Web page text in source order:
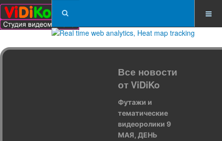
Все новости
от ViDiKo
Футажи и
тематические
видеоролики 9
МАЯ, ДЕНЬ